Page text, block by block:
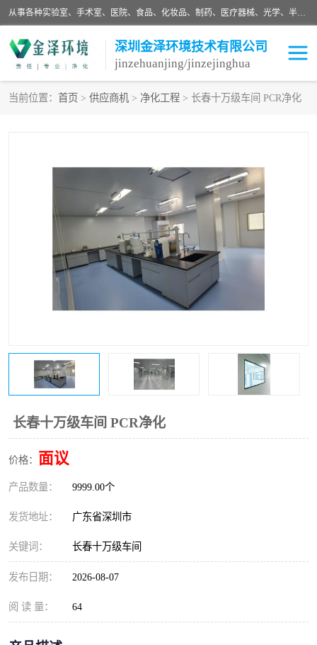
从事各种实验室、手术室、医院、食品、化妆品、制药、医疗器械、光学、半导体、精密电子等无尘车间行业的洁净车间装修设计、净化设备、恒温恒湿空调的设计制作与安装、净化系统工程项目施工及其技术支持服务。
深圳金泽环境技术有限公司
jinzehuanjing/jinzejinghua
当前位置： 首页 > 供应商机 > 净化工程 > 长春十万级车间 PCR净化
长春十万级车间 PCR净化
价格： 面议
产品数量： 9999.00个
发货地址： 广东省深圳市
关键词： 长春十万级车间
发布日期： 2026-08-07
阅 读 量： 64
GMP车间净化
医药车间净化 生命工程
生物实验室 食品饮料
光电车间
洁净棚 百级